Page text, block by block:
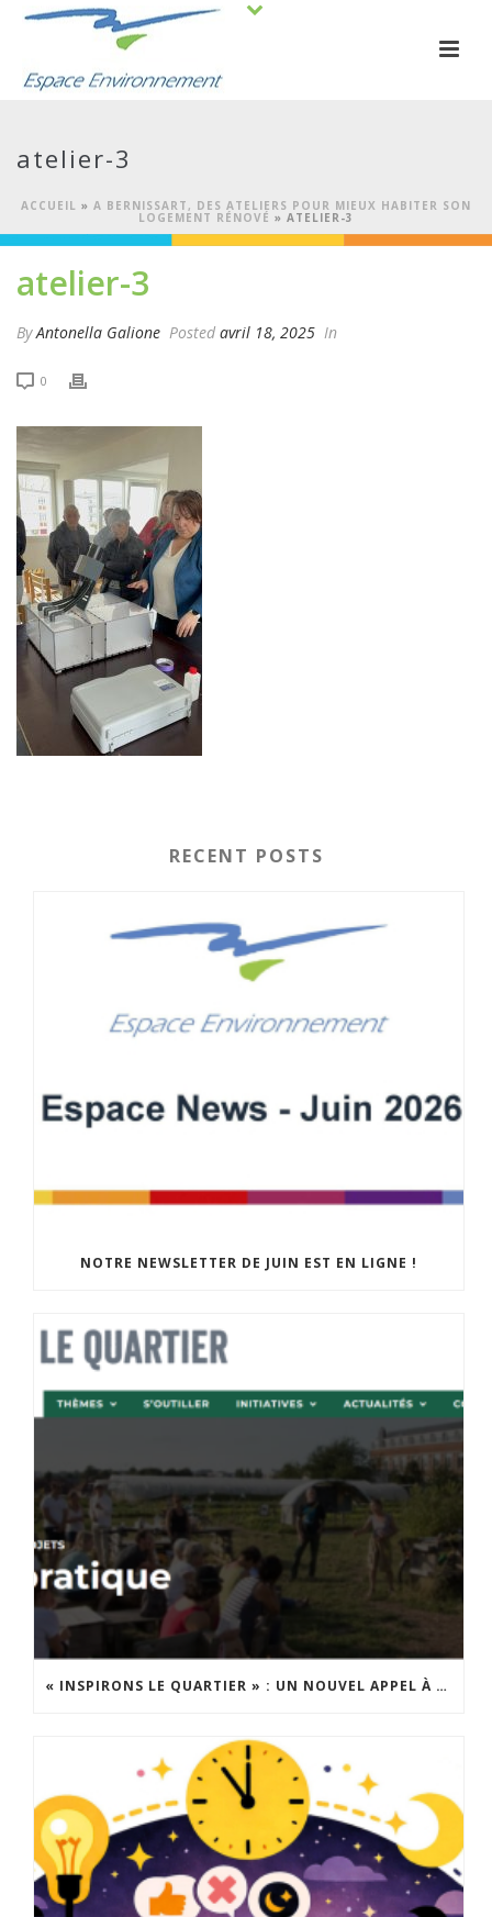
atelier-3
ACCUEIL » A BERNISSART, DES ATELIERS POUR MIEUX HABITER SON
LOGEMENT RÉNOVÉ » ATELIER-3
atelier-3
ByAntonella Galione Posted avril 18, 2025 In
0
RECENT POSTS
NOTRE NEWSLETTER DE JUIN EST EN LIGNE !
« INSPIRONS LE QUARTIER » : UN NOUVEL APPEL À PROJETS EST LANCÉ !